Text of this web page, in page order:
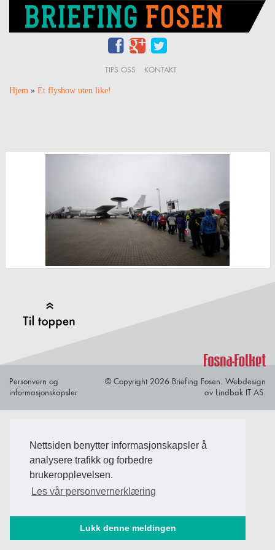
Nettsiden benytter informasjonskapsler å
analysere trafikk og forbedre
brukeropplevelsen.
Les vår personvernerklæring
Lukk denne meldingen
TIPS OSS KONTAKT
Hjem » Et flyshow uten like!
Personvern og
informasjonskapsler
© Copyright 2026 Briefing Fosen. Webdesign
av Lindbak IT AS.